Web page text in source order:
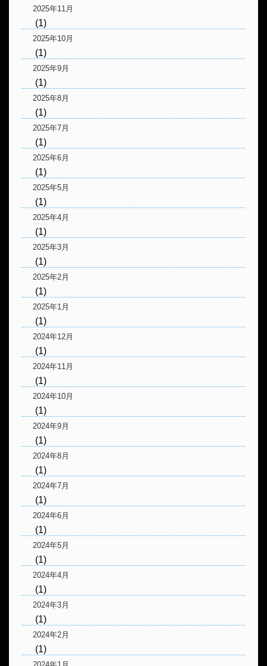
2025年11月
(1)
2025年10月
(1)
2025年9月
(1)
2025年8月
(1)
2025年7月
(1)
2025年6月
(1)
2025年5月
(1)
2025年4月
(1)
2025年3月
(1)
2025年2月
(1)
2025年1月
(1)
2024年12月
(1)
2024年11月
(1)
2024年10月
(1)
2024年9月
(1)
2024年8月
(1)
2024年7月
(1)
2024年6月
(1)
2024年5月
(1)
2024年4月
(1)
2024年3月
(1)
2024年2月
(1)